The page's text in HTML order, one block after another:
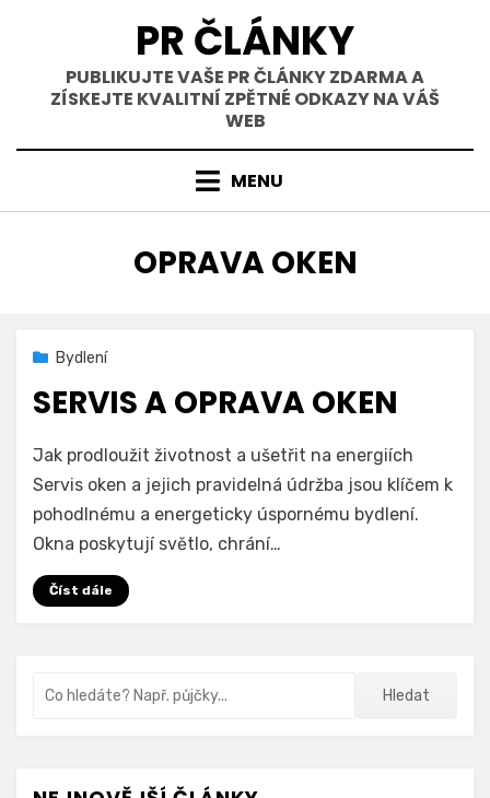
PR ČLÁNKY
PUBLIKUJTE VAŠE PR ČLÁNKY ZDARMA A
ZÍSKEJTE KVALITNÍ ZPĚTNÉ ODKAZY NA VÁŠ
WEB
MENU
ŠTÍTEK
:
OPRAVA OKEN
Zveřejněno
15. 8. 2025
Bydlení
SERVIS A OPRAVA OKEN
Autor Tomas Koma
Přidat komentář
a
oprava
oken
Jak prodloužit životnost a ušetřit na energiích
Servis oken a jejich pravidelná údržba jsou klíčem k
pohodlnému a energeticky úspornému bydlení.
Okna poskytují světlo, chrání…
Číst dále
Hledat